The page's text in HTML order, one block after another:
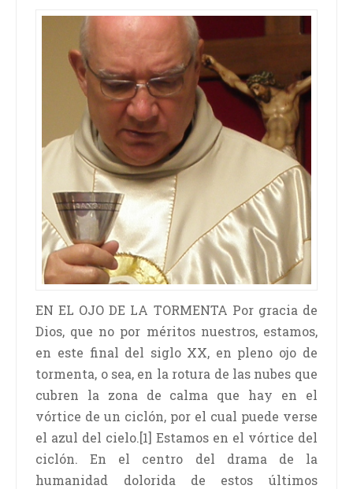
EN EL OJO DE LA TORMENTA Por gracia de
Dios, que no por méritos nuestros, estamos,
en este final del siglo XX, en pleno ojo de
tormenta, o sea, en la rotura de las nubes que
cubren la zona de calma que hay en el
vórtice de un ciclón, por el cual puede verse
el azul del cielo.[1] Estamos en el vórtice del
ciclón. En el centro del drama de la
humanidad dolorida de estos últimos